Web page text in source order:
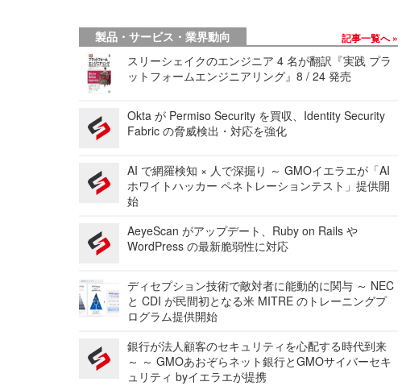
製品・サービス・業界動向 記事一覧へ
スリーシェイクのエンジニア 4 名が翻訳『実践 プラ
ットフォームエンジニアリング』8 / 24 発売
Okta が Permiso Security を買収、Identity Security
Fabric の脅威検出・対応を強化
AI で網羅検知 × 人で深掘り ～ GMOイエラエが「AI
ホワイトハッカー ペネトレーションテスト」提供開
始
AeyeScan がアップデート、Ruby on Rails や
WordPress の最新脆弱性に対応
ディセプション技術で敵対者に能動的に関与 ～ NEC
と CDI が民間初となる米 MITRE のトレーニングプ
ログラム提供開始
銀行が法人顧客のセキュリティを心配する時代到来
～ ～ GMOあおぞらネット銀行とGMOサイバーセキ
ュリティ byイエラエが提携